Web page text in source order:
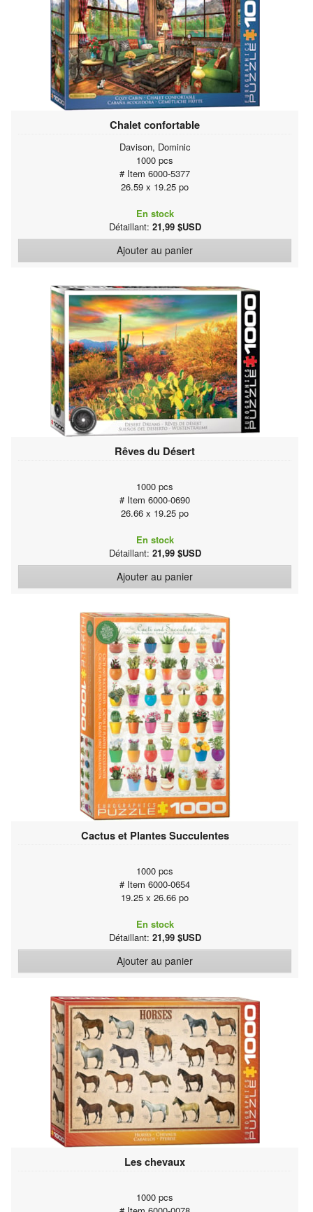
Chalet confortable
Davison, Dominic
1000 pcs
# Item 6000-5377
26.59 x 19.25 po
En stock
Détaillant: 21,99 $USD
Ajouter au panier
Rêves du Désert
1000 pcs
# Item 6000-0690
26.66 x 19.25 po
En stock
Détaillant: 21,99 $USD
Ajouter au panier
Cactus et Plantes Succulentes
1000 pcs
# Item 6000-0654
19.25 x 26.66 po
En stock
Détaillant: 21,99 $USD
Ajouter au panier
Les chevaux
1000 pcs